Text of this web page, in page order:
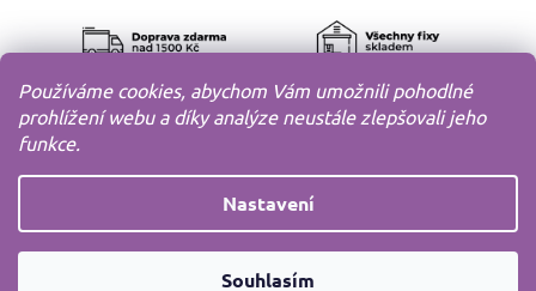
Používáme cookies, abychom Vám umožnili pohodlné
prohlížení webu a díky analýze neustále zlepšovali jeho
funkce.
Nastavení
Souhlasím
Shoptet